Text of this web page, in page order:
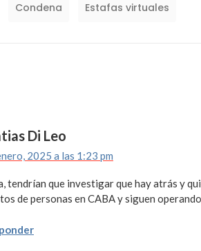
Condena Estafas virtuales
Di Leo
2025 a las 1:23 pm
tendrían que investigar que hay atrás y
de personas en CABA y siguen